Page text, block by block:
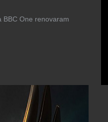
BBC One renovaram